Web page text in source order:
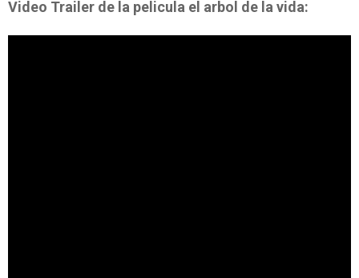
Video Trailer de la pelicula el arbol de la vida: